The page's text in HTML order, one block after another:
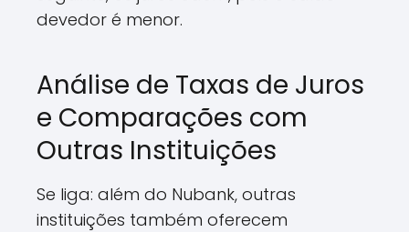
devedor é menor.
Análise de Taxas de Juros
e Comparações com
Outras Instituições
Se liga: além do Nubank, outras
instituições também oferecem